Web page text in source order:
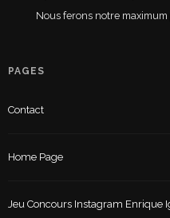
Nous ferons notre
PAGES
Contact
Home Page
Jeu Concours Instagram Enrique